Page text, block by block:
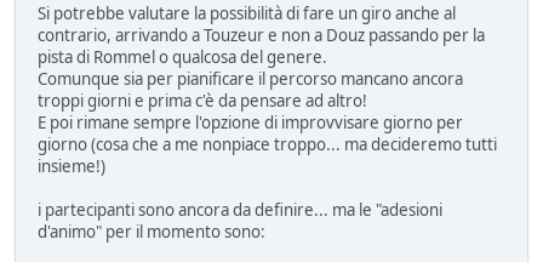
Si potrebbe valutare la possibilità di fare un giro anche al
contrario, arrivando a Touzeur e non a Douz passando per la
pista di Rommel o qualcosa del genere.
Comunque sia per pianificare il percorso mancano ancora
troppi giorni e prima c'è da pensare ad altro!
E poi rimane sempre l'opzione di improvvisare giorno per
giorno (cosa che a me nonpiace troppo... ma decideremo tutti
insieme!)
i partecipanti sono ancora da definire... ma le "adesioni
d'animo" per il momento sono: